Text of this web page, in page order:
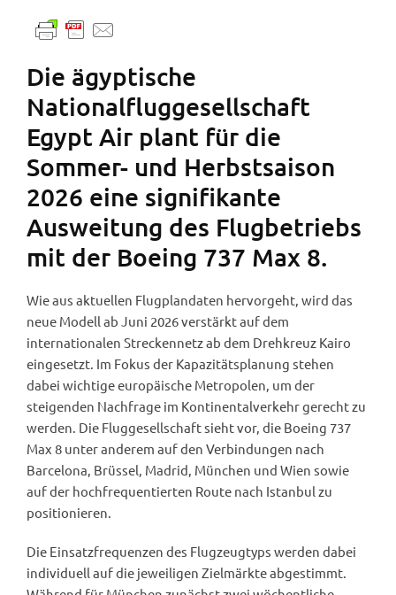
Die ägyptische
Nationalfluggesellschaft
Egypt Air plant für die
Sommer- und Herbstsaison
2026 eine signifikante
Ausweitung des Flugbetriebs
mit der Boeing 737 Max 8.
Wie aus aktuellen Flugplandaten hervorgeht, wird das
neue Modell ab Juni 2026 verstärkt auf dem
internationalen Streckennetz ab dem Drehkreuz Kairo
eingesetzt. Im Fokus der Kapazitätsplanung stehen
dabei wichtige europäische Metropolen, um der
steigenden Nachfrage im Kontinentalverkehr gerecht zu
werden. Die Fluggesellschaft sieht vor, die Boeing 737
Max 8 unter anderem auf den Verbindungen nach
Barcelona, Brüssel, Madrid, München und Wien sowie
auf der hochfrequentierten Route nach Istanbul zu
positionieren.
Die Einsatzfrequenzen des Flugzeugtyps werden dabei
individuell auf die jeweiligen Zielmärkte abgestimmt.